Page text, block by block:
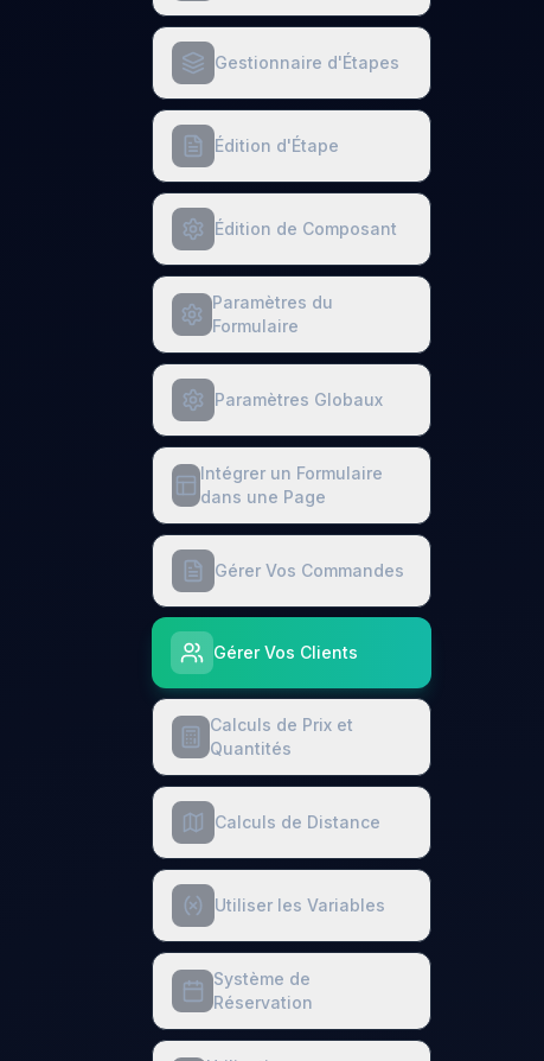
Gestionnaire d'Étapes
Édition d'Étape
Édition de Composant
Paramètres du
Formulaire
Paramètres Globaux
Intégrer un Formulaire
dans une Page
Gérer Vos Commandes
Gérer Vos Clients
Calculs de Prix et
Quantités
Calculs de Distance
Utiliser les Variables
Système de
Réservation